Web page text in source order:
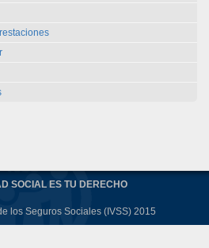
SOCIAL ES TU DERECHO
los Seguros Sociales (IVSS) 2015